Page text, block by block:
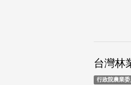
台灣林
行政院農業